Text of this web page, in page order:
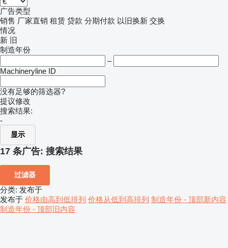
广告类型
销售 厂家直销 租赁 贷款 分期付款 以旧换新 交换
情况
新 旧
制造年份
–
Machineryline ID
没有足够的筛选器?
提议修改
搜索结果:
-
显示
17 条广告: 搜索结果
过滤器
分类: 发布于
发布于 价格由高到低排列 价格从低到高排列 制造年份 - 顶部新内容
制造年份 - 顶部旧内容